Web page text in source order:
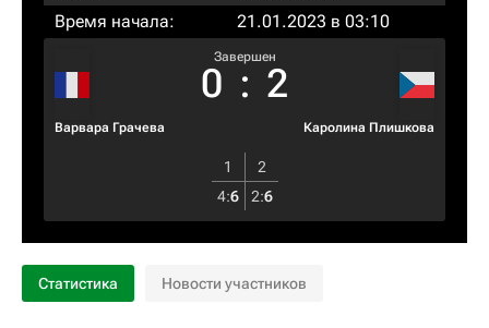
Время начала:
21.01.2023 в 03:10
Варвара Грачева
Завершен
0 : 2
Каролина Плишкова
1
2
4:6 2:6
Статистика Новости участников